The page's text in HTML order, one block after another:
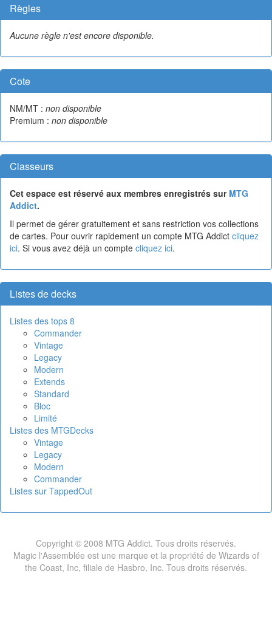
Règles
Aucune règle n'est encore disponible.
Cote
NM/MT : non disponible
Premium : non disponible
Classeurs
Cet espace est réservé aux membres enregistrés sur MTG
Addict.
Il permet de gérer gratuitement et sans restriction vos collections
de cartes. Pour ouvrir rapidement un compte MTG Addict cliquez
ici. Si vous avez déjà un compte cliquez ici.
Listes de decks
Listes des tops 8
Commander
Vintage
Legacy
Modern
Extends
Standard
Bloc
Limité
Listes des MTGDecks
Vintage
Legacy
Modern
Commander
Listes sur TappedOut
Copyright © 2008 MTG Addict. Tous droits réservés.
Magic l'Assemblée est une marque et la propriété de Wizards of
the Coast, Inc, filiale de Hasbro, Inc. Tous droits réservés.